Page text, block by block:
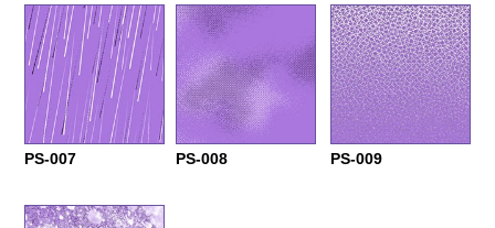
PS-007 PS-008 PS-009